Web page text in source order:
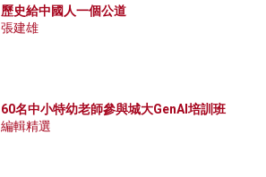
歷史給中國人一個公道
張建雄
60名中小特幼老師參與城大GenAI培訓班
編輯精選